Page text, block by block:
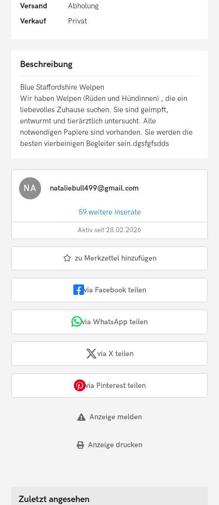
Versand
Abholung
Verkauf
Privat
Beschreibung
Blue Staffordshire Welpen
Wir haben Welpen (Rüden und Hündinnen) , die ein
liebevolles Zuhause suchen. Sie sind geimpft,
entwurmt und tierärztlich untersucht. Alle
notwendigen Papiere sind vorhanden. Sie werden die
besten vierbeinigen Begleiter sein.dgsfgfsdds
NA nataliebull499@gmail.com
59 weitere Inserate
Aktiv seit 28.02.2026
zu Merkzettel hinzufügen
via Facebook teilen
via WhatsApp teilen
via X teilen
via Pinterest teilen
Anzeige melden
Anzeige drucken
Zuletzt angesehen